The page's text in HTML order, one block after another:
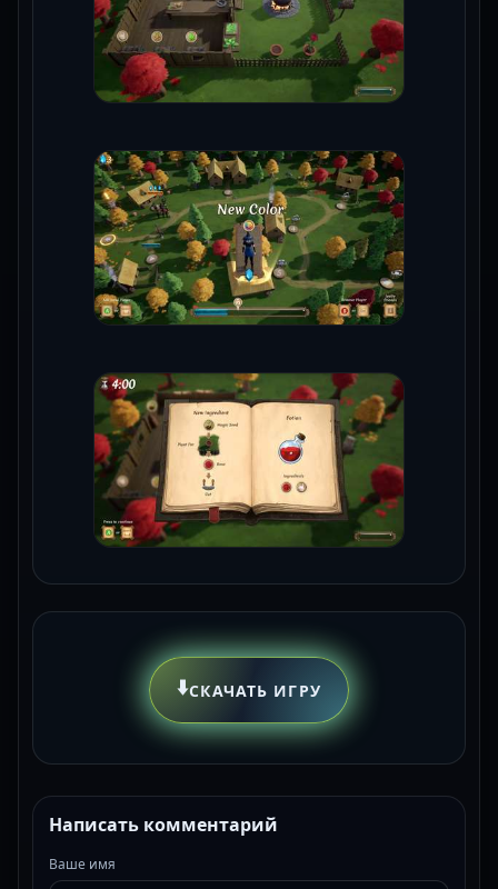
⬇️СКАЧАТЬ ИГРУ
Написать комментарий
Ваше имя